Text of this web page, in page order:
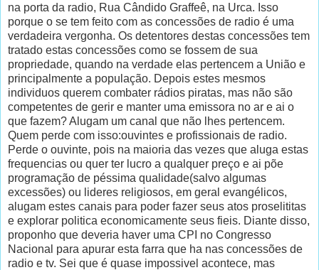
na porta da radio, Rua Cândido Graffeê, na Urca. Isso
porque o se tem feito com as concessões de radio é uma
verdadeira vergonha. Os detentores destas concessões tem
tratado estas concessões como se fossem de sua
propriedade, quando na verdade elas pertencem a União e
principalmente a população. Depois estes mesmos
individuos querem combater rádios piratas, mas não são
competentes de gerir e manter uma emissora no ar e ai o
que fazem? Alugam um canal que não lhes pertencem.
Quem perde com isso:ouvintes e profissionais de radio.
Perde o ouvinte, pois na maioria das vezes que aluga estas
frequencias ou quer ter lucro a qualquer preço e ai põe
programação de péssima qualidade(salvo algumas
excessões) ou lideres religiosos, em geral evangélicos,
alugam estes canais para poder fazer seus atos proselititas
e explorar politica economicamente seus fieis. Diante disso,
proponho que deveria haver uma CPI no Congresso
Nacional para apurar esta farra que ha nas concessões de
radio e tv. Sei que é quase impossivel acontece, mas